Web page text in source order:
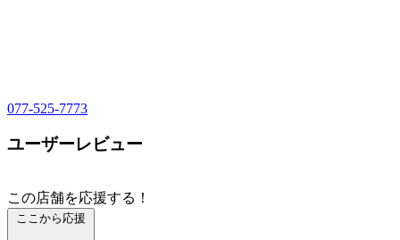
077-525-7773
ユーザーレビュー
この店舗を応援する！
ここから応援